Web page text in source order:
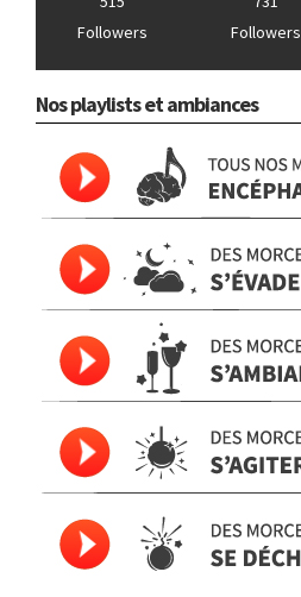
Followers
Followers
Nos playlists et ambiances